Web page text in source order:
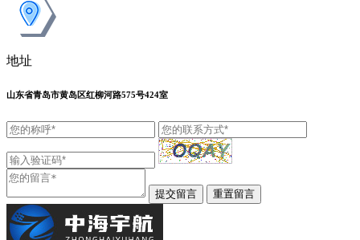
地址
山东省青岛市黄岛区红柳河路575号424室